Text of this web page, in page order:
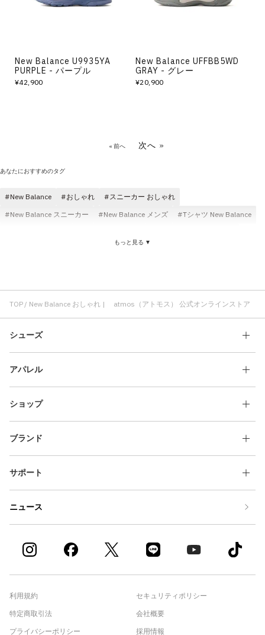
New Balance U9935YA
PURPLE - パープル
¥42,900
New Balance UFFBB5WD
GRAY - グレー
¥20,900
« 前へ 次へ »
あなたにおすすめのタグ
New Balance おしゃれ
スニーカー おしゃれ
New Balance スニーカー
New Balance メンズ
Tシャツ New Balance
メンズ おしゃれ
コラボ おしゃれ
ローファー おしゃれ
クラシック おしゃれ
カップインソール おしゃれ
もっと見る ▼
TOP New Balance おしゃれ | atmos（アトモス） 公式オンラインストア
シューズ
アパレル
ショップ
ブランド
サポート
ニュース
利用規約
特定商取引法
プライバシーポリシー
セキュリティポリシー
会社概要
採用情報